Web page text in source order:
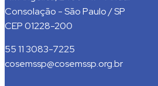
Consolação - São Paulo / SP
CEP 01228-200
55 11 3083-7225
cosemssp@cosemssp.org.br